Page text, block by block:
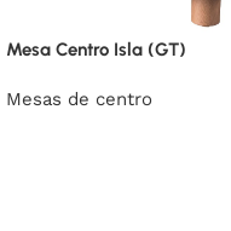
Mesa Centro Isla (GT)
Mesas de centro